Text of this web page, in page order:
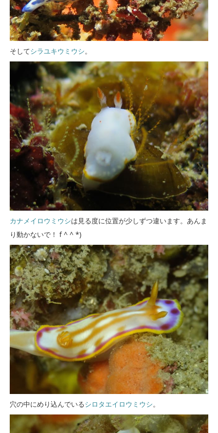
そしてシラユキウミウシ。
カナメイロウミウシは見る度に位置が少しずつ違います。あんま
り動かないで！ f ^ ^ *)
穴の中にめり込んでいるシロタエイロウミウシ。